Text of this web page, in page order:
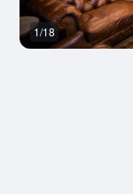
1/18